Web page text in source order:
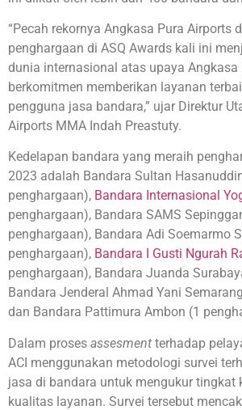
“Pecah rekornya Angkasa Pura Airports
penghargaan di ASQ Awards kali ini
dunia internasional atas upaya Angkasa
berkomitmen memberikan layanan
pengguna jasa bandara,” ujar Direktur
Airports MMA Indah Preastuty.
Kedelapan bandara yang meraih
2023 adalah Bandara Sultan
penghargaan), Bandara Internasional
penghargaan), Bandara SAMS
penghargaan), Bandara Adi Soemarmo
penghargaan), Bandara I Gusti Ngurah
penghargaan), Bandara Juanda
Bandara Jenderal Ahmad Yani
dan Bandara Pattimura Ambon (1
Dalam proses assesment terhadap
ACI menggunakan metodologi survei
jasa di bandara untuk mengukur tingkat
kualitas layanan. Survei tersebut